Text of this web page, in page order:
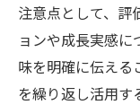
注意点として、評
ョンや成長実感
味を明確に伝える
を繰り返し活用